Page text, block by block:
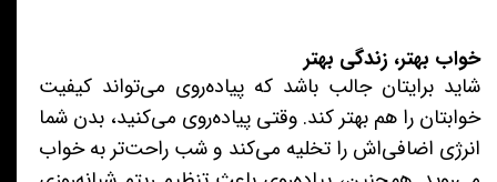
خواب بهتر، زندگی بهتر
شاید برایتان جالب باشد که پیاده‌روی می‌تواند کیفیت
خوابتان را هم بهتر کند. وقتی پیاده‌روی می‌کنید، بدن شما
انرژی اضافی‌اش را تخلیه می‌کند و شب راحت‌تر به خواب